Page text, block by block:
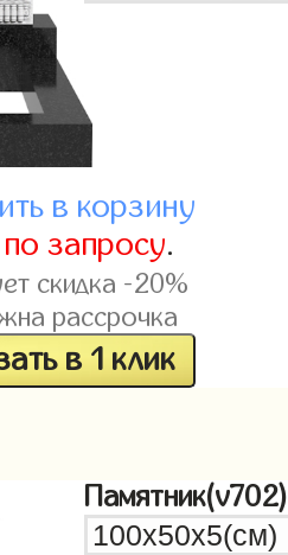
в корзину
по запросу.
скидка -20%
рассрочка
в 1 клик
Памятник(v702)